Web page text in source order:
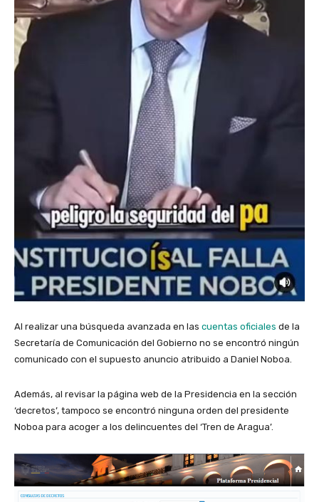
Al realizar una búsqueda avanzada en las cuentas oficiales de la
Secretaría de Comunicación del Gobierno no se encontró ningún
comunicado con el supuesto anuncio atribuido a Daniel Noboa.
Además, al revisar la página web de la Presidencia en la sección
‘decretos’, tampoco se encontró ninguna orden del presidente
Noboa para acoger a los delincuentes del ‘Tren de Aragua’.